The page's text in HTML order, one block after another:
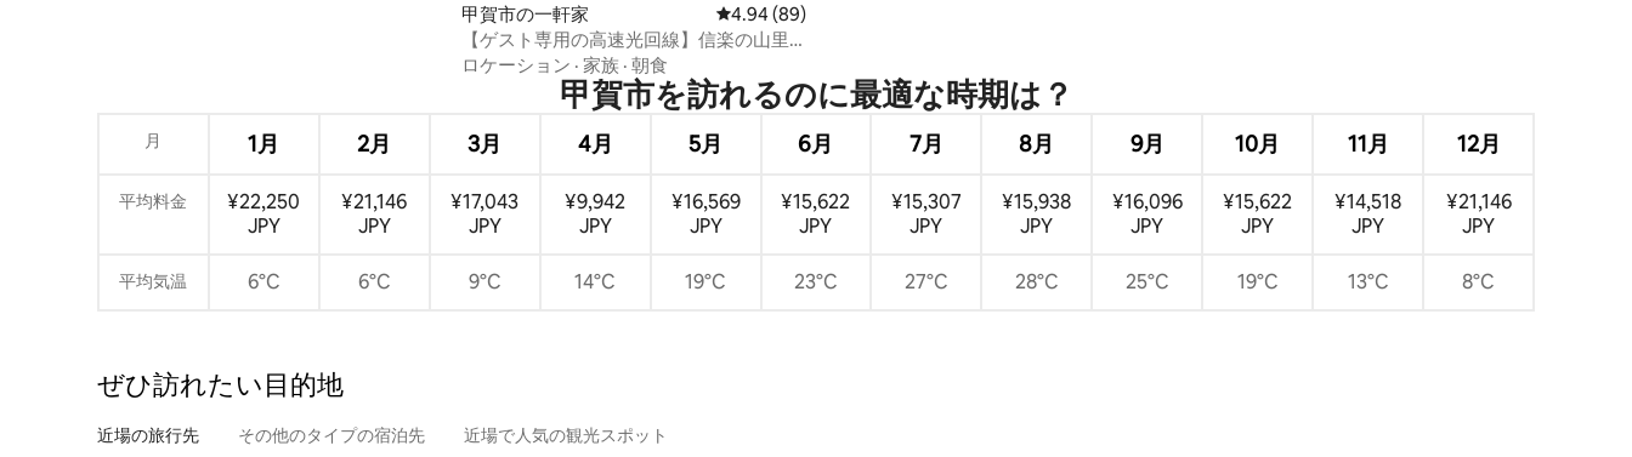
甲賀市の一軒家 レビュー89件、5つ星中4.94つ星の平均評価
4.94 (89)
【ゲスト専用の高速光回線】信楽の山里
で集中ワーケーション／田舎のハナレで
１日１組様限定・自炊可
ロケーション · 家族 · 朝食
甲賀市を訪⁠れ⁠るの⁠に最⁠適⁠な時⁠期⁠は⁠？
月 1月 2月 3月 4月 5月 6月 7月 8月 9月 10月 11月 12月
平均料金
¥22,250
JPY
¥21,146
JPY
¥17,043
JPY
¥9,942
JPY
¥16,569
JPY
¥15,622
JPY
¥15,307
JPY
¥15,938
JPY
¥16,096
JPY
¥15,622
JPY
¥14,518
JPY
¥21,146
JPY
平均気温 6°C 6°C 9°C 14°C 19°C 23°C 27°C 28°C 25°C 19°C 13°C 8°C
ぜひ訪⁠れ⁠た⁠い目⁠的⁠地
近場の旅行先 その他のタ⁠イ⁠プ⁠の宿⁠泊⁠先 近場で人気の観光スポット